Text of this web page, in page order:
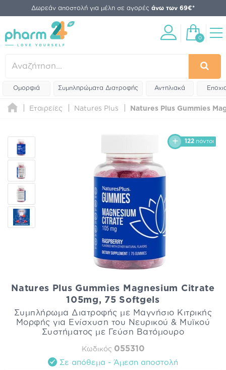
Δωρεάν αποστολή για μέλη σε αγορές άνω των 69€*
0
Ομορφιά Συμπληρώματα Διατροφής Αντηλιακά
Εταιρείες Natures Plus Natures Plus Gummies
122 πόντοι
Natures Plus Gummies Magnesium Citrate
105mg, 75 Softgels
Συμπλήρωμα Διατροφής με Μαγνήσιο Κιτρικής
Μορφής για Ενίσχυση του Νευρικού & Μυϊκού
Συστήματος με Γεύση Βατόμουρο
Κωδικός 055310
Σε απόθεμα - Άμεση αποστολή